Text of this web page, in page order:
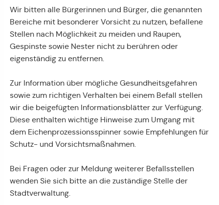
Wir bitten alle Bürgerinnen und Bürger, die genannten
Bereiche mit besonderer Vorsicht zu nutzen, befallene
Stellen nach Möglichkeit zu meiden und Raupen,
Gespinste sowie Nester nicht zu berühren oder
eigenständig zu entfernen.
Zur Information über mögliche Gesundheitsgefahren
sowie zum richtigen Verhalten bei einem Befall stellen
wir die beigefügten Informationsblätter zur Verfügung.
Diese enthalten wichtige Hinweise zum Umgang mit
dem Eichenprozessionsspinner sowie Empfehlungen für
Schutz- und Vorsichtsmaßnahmen.
Bei Fragen oder zur Meldung weiterer Befallsstellen
wenden Sie sich bitte an die zuständige Stelle der
Stadtverwaltung.